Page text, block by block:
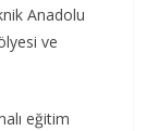
Anadolu
ve
eğitim